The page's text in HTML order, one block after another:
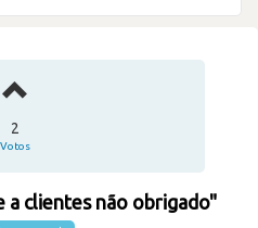
2
Votos
a clientes não obrigado"